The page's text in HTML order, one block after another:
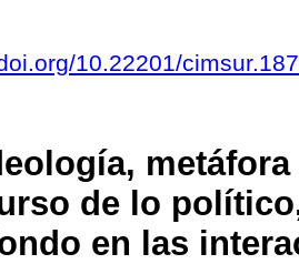
10.22201/
de lo
en las